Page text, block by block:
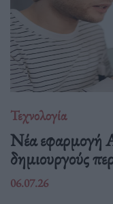
Τεχνολογία
Νέα εφαρμογή
δημιουργούς
06.07.26